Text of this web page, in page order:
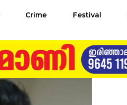
Crime Festival